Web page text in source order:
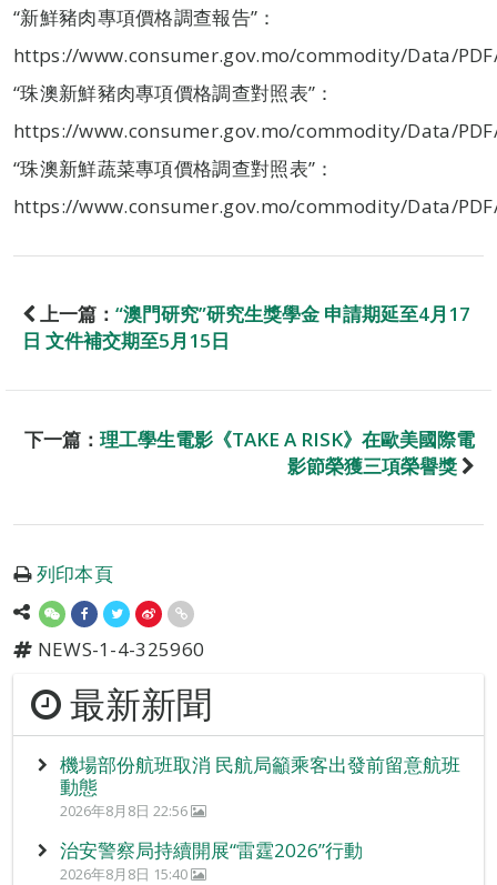
“新鮮豬肉專項價格調查報告”：
https://www.consumer.gov.mo/commodity/Data/
“珠澳新鮮豬肉專項價格調查對照表”：
https://www.consumer.gov.mo/commodity/Data/
“珠澳新鮮蔬菜專項價格調查對照表”：
https://www.consumer.gov.mo/commodity/Data/
上一篇： “澳門研究”研究生獎學金 申請期延至4月17
日 文件補交期至5月15日
下一篇： 理工學生電影《TAKE A RISK》在歐美國際電
影節榮獲三項榮譽獎
列印本頁
NEWS-1-4-325960
最新新聞
機場部份航班取消 民航局籲乘客出發前留意航班
動態
2026年8月8日 22:56
治安警察局持續開展“雷霆2026”行動
2026年8月8日 15:40